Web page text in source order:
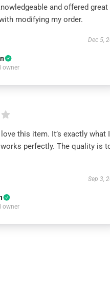
and offered great
modifying my order.
Dec 5,
owner
this item. It’s exactly what I
perfectly. The quality is
Sep 3,
owner